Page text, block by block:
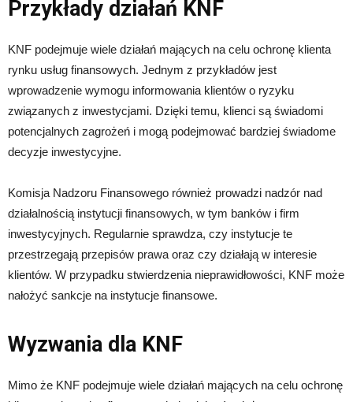
Przykłady działań KNF
KNF podejmuje wiele działań mających na celu ochronę klienta
rynku usług finansowych. Jednym z przykładów jest
wprowadzenie wymogu informowania klientów o ryzyku
związanych z inwestycjami. Dzięki temu, klienci są świadomi
potencjalnych zagrożeń i mogą podejmować bardziej świadome
decyzje inwestycyjne.
Komisja Nadzoru Finansowego również prowadzi nadzór nad
działalnością instytucji finansowych, w tym banków i firm
inwestycyjnych. Regularnie sprawdza, czy instytucje te
przestrzegają przepisów prawa oraz czy działają w interesie
klientów. W przypadku stwierdzenia nieprawidłowości, KNF może
nałożyć sankcje na instytucje finansowe.
Wyzwania dla KNF
Mimo że KNF podejmuje wiele działań mających na celu ochronę